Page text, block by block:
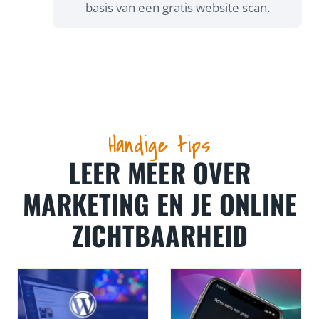
basis van een gratis website scan.
Handige tips
LEER MEER OVER
MARKETING EN JE ONLINE
ZICHTBAARHEID